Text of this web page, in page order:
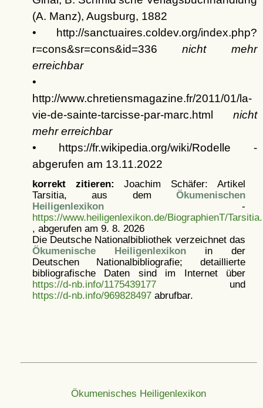
(A. Manz), Augsburg, 1882
• http://sanctuaires.coldev.org/index.php?
r=cons&sr=cons&id=336nicht mehr
erreichbar
•
http://www.chretiensmagazine.fr/2011/01/la-
vie-de-sainte-tarcisse-par-marc.html nicht
mehr erreichbar
• https://fr.wikipedia.org/wiki/Rodelle -
abgerufen am 13.11.2022
korrekt zitieren: Joachim Schäfer: Artikel
Tarsitia, aus dem Ökumenischen
Heiligenlexikon-
https://www.heiligenlexikon.de/BiographienT/
, abgerufen am 9. 8. 2026
Die Deutsche Nationalbibliothek verzeichnet das
Ökumenische Heiligenlexikonin der
Deutschen Nationalbibliografie; detaillierte
bibliografische Daten sind im Internet über
https://d-nb.info/1175439177und
https://d-nb.info/969828497abrufbar.
Ökumenisches Heiligenlexikon